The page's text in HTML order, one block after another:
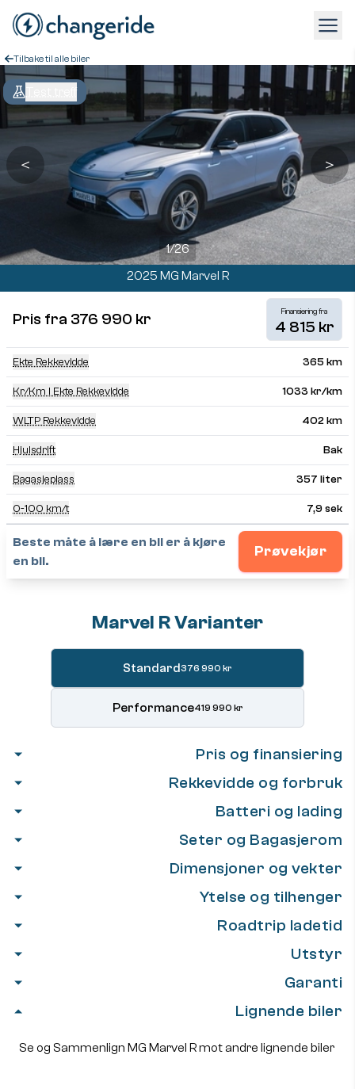
Tilbake til alle biler
＜
1/26
＞
2025 MG Marvel R
Pris fra 376 990 kr Finansiering fra
4 815 kr
Ekte Rekkevidde 365 km
Kr/km I Ekte Rekkevidde 1033 kr/km
WLTP Rekkevidde 402 km
Hjulsdrift Bak
Bagasjeplass 357 liter
0-100 km/t 7,9 sek
Beste måte å lære en bil er å kjøre
en bil.
Prøvekjør
Marvel R Varianter
Standard376 990 kr
Performance419 990 kr
Pris og finansiering
Rekkevidde og forbruk
Batteri og lading
Seter og Bagasjerom
Dimensjoner og vekter
Ytelse og tilhenger
Roadtrip ladetid
Utstyr
Garanti
Lignende biler
Se og Sammenlign MG Marvel R mot andre lignende biler